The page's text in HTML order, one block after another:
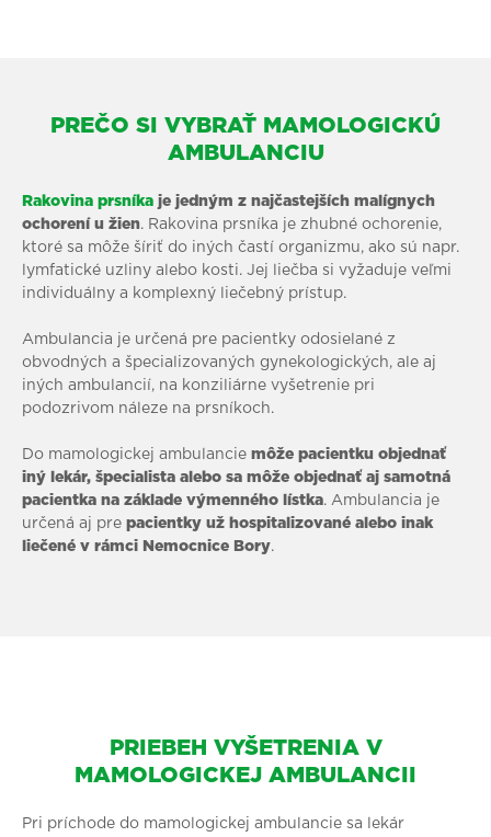
PREČO SI VYBRAŤ MAMOLOGICKÚ
AMBULANCIU
Rakovina prsníka je jedným z najčastejších malígnych
ochorení u žien. Rakovina prsníka je zhubné ochorenie,
ktoré sa môže šíriť do iných častí organizmu, ako sú napr.
lymfatické uzliny alebo kosti. Jej liečba si vyžaduje veľmi
individuálny a komplexný liečebný prístup.
Ambulancia je určená pre pacientky odosielané z
obvodných a špecializovaných gynekologických, ale aj
iných ambulancií, na konziliárne vyšetrenie pri
podozrivom náleze na prsníkoch.
Do mamologickej ambulancie môže pacientku objednať
iný lekár, špecialista alebo sa môže objednať aj samotná
pacientka na základe výmenného lístka. Ambulancia je
určená aj pre pacientky už hospitalizované alebo inak
liečené v rámci Nemocnice Bory.
PRIEBEH VYŠETRENIA V
MAMOLOGICKEJ AMBULANCII
Pri príchode do mamologickej ambulancie sa lekár